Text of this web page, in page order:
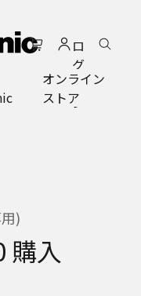
ロ
グ
イ
ン
オンライン
ストア
)
購入